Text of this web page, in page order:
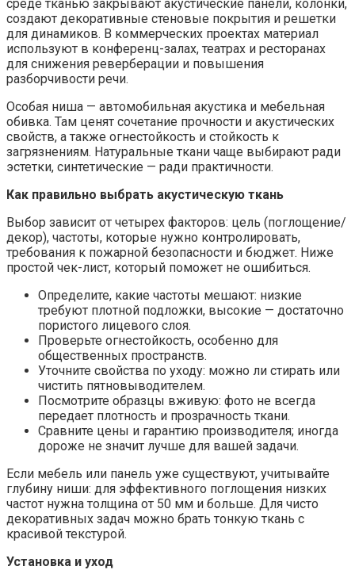
среде тканью закрывают акустические панели, колонки,
создают декоративные стеновые покрытия и решетки
для динамиков. В коммерческих проектах материал
используют в конференц-залах, театрах и ресторанах
для снижения реверберации и повышения
разборчивости речи.
Особая ниша — автомобильная акустика и мебельная
обивка. Там ценят сочетание прочности и акустических
свойств, а также огнестойкость и стойкость к
загрязнениям. Натуральные ткани чаще выбирают ради
эстетки, синтетические — ради практичности.
Как правильно выбрать акустическую ткань
Выбор зависит от четырех факторов: цель (поглощение/
декор), частоты, которые нужно контролировать,
требования к пожарной безопасности и бюджет. Ниже
простой чек-лист, который поможет не ошибиться.
Определите, какие частоты мешают: низкие
требуют плотной подложки, высокие — достаточно
пористого лицевого слоя.
Проверьте огнестойкость, особенно для
общественных пространств.
Уточните свойства по уходу: можно ли стирать или
чистить пятновыводителем.
Посмотрите образцы вживую: фото не всегда
передает плотность и прозрачность ткани.
Сравните цены и гарантию производителя; иногда
дороже не значит лучше для вашей задачи.
Если мебель или панель уже существуют, учитывайте
глубину ниши: для эффективного поглощения низких
частот нужна толщина от 50 мм и больше. Для чисто
декоративных задач можно брать тонкую ткань с
красивой текстурой.
Установка и уход